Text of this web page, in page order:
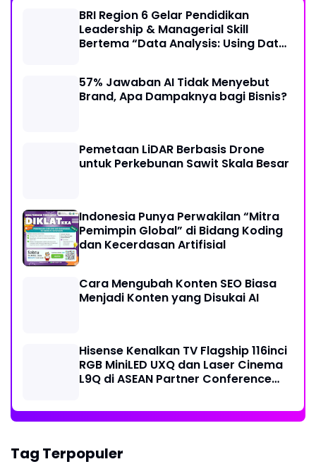
BRI Region 6 Gelar Pendidikan
Leadership & Managerial Skill
Bertema “Data Analysis: Using Data
57% Jawaban AI Tidak Menyebut
Brand, Apa Dampaknya bagi Bisnis?
Pemetaan LiDAR Berbasis Drone
untuk Perkebunan Sawit Skala Besar
Indonesia Punya Perwakilan “Mitra
Pemimpin Global” di Bidang Koding
dan Kecerdasan Artifisial
Cara Mengubah Konten SEO Biasa
Menjadi Konten yang Disukai AI
Hisense Kenalkan TV Flagship 116inci
RGB MiniLED UXQ dan Laser Cinema
L9Q di ASEAN Partner Conference
Tag Terpopuler